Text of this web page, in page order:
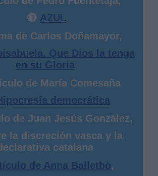
🔴 AZUL
de Carlos Doñamayor,
Que Dios la tenga
en su Gloria
de María Comesaña
democrática
de Juan Jesús González,
la discreción vasca y la
catalana
de Anna Balletbò,